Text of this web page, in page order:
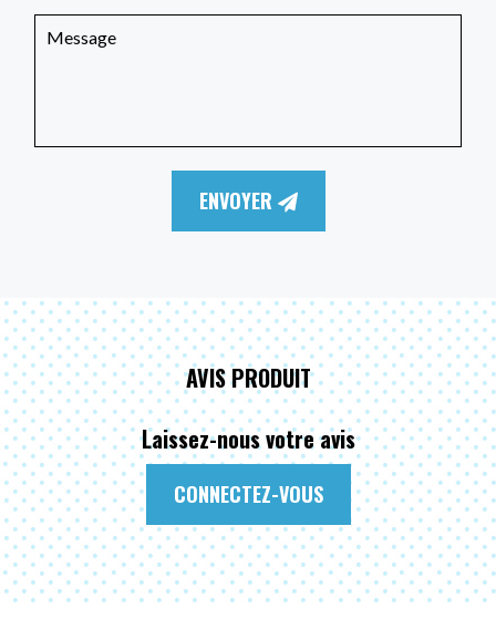
ENVOYER
AVIS PRODUIT
Laissez-nous votre avis
CONNECTEZ-VOUS